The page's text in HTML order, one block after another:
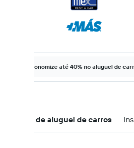
Economize até 40% no aluguel de
Ofertas de aluguel de carros